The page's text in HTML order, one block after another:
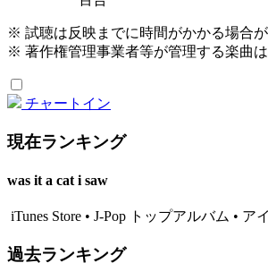
※ 試聴は反映までに時間がかかる場合が
※ 著作権管理事業者等が管理する楽曲は
チャートイン
現在ランキング
was it a cat i saw
iTunes Store • J-Pop トップアルバム • ア
過去ランキング